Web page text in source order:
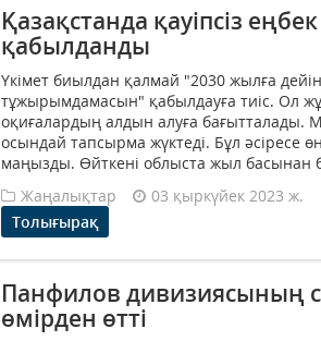
Қазақстанда қауіпсіз
қабылданды
Үкімет биылдан қалмай "2030 жылға
тұжырымдамасын" қабылдауға тиіс. Ол
оқиғалардың алдын алуға бағытталады.
осындай тапсырма жүктеді. Бұл әсіресе
маңызды. Өйткені облыста жыл басынан
Жаңалықтар
03 қыркүйек 2023 ж.
Толығырақ
Панфилов дивизиясының
өмірден өтті